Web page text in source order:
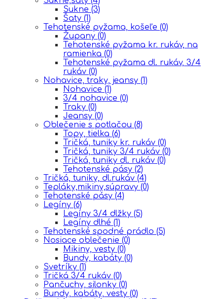
Sukne (3)
Šaty (1)
Tehotenské pyžama, košeľe (0)
Župany (0)
Tehotenské pyžama kr. rukáv, na
ramienka (0)
Tehotenské pyžama dl. rukáv, 3/4
rukáv (0)
Nohavice, traky, jeansy (1)
Nohavice (1)
3/4 nohavice (0)
Traky (0)
Jeansy (0)
Oblečenie s potlačou (8)
Topy, tielka (6)
Tričká, tuniky kr. rukáv (0)
Tričká, tuniky 3/4 rukáv (0)
Tričká, tuniky dl. rukáv (0)
Tehotenské pásy (2)
Tričká, tuniky, dl.rukáv (4)
Tepláky,mikiny,súpravy (0)
Tehotenské pásy (4)
Legíny (6)
Legíny 3/4 dlžky (5)
Legíny dlhé (1)
Tehotenské spodné prádlo (5)
Nosiace oblečenie (0)
Mikiny, vesty (0)
Bundy, kabáty (0)
Svetríky (1)
Tričká 3/4 rukáv (0)
Pančuchy, silonky (0)
Bundy, kabáty, vesty (0)